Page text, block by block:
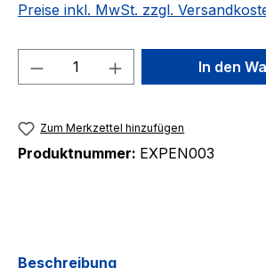
Preise inkl. MwSt. zzgl.
Produkt Anzahl: GibIn den
Zum Merkzettel hinzufügen
Produktnummer: EXPEN003
Beschreibung